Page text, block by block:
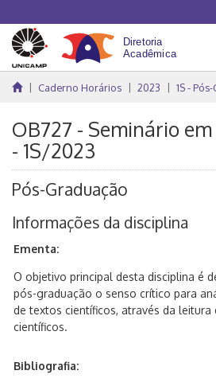
Caderno Horários 2023 1S -
OB727 - Seminário
- 1S/2023
Pós-Graduação
Informações da disciplina
Ementa:
O objetivo principal desta disciplina é
pós-graduação o senso crítico para
de textos científicos, através da leitura
científicos.
Bibliografia: